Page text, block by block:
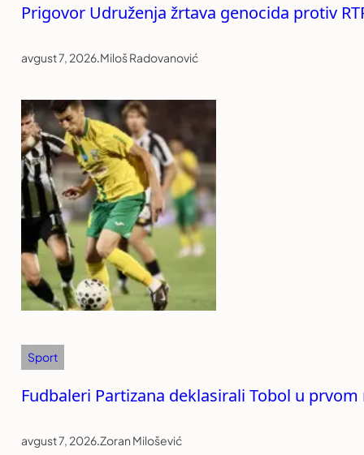
Prigovor Udruženja žrtava genocida protiv
avgust 7, 2026.Miloš Radovanović
Sport
Fudbaleri Partizana deklasirali Tobol u
avgust 7, 2026.Zoran Milošević